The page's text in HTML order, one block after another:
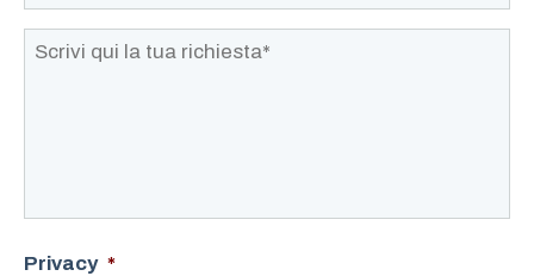
o
Scrivi
qui
Privacy *